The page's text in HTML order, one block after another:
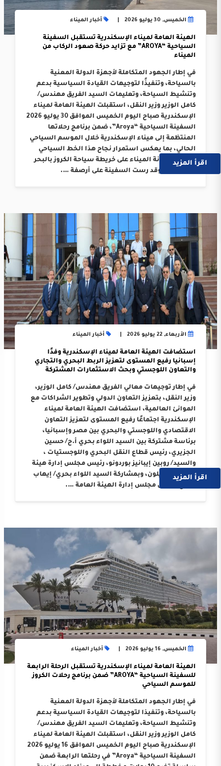
الخميس, 30 يوليو 2026 أخبار الميناء
الهيئة العامة لميناء الإسكندرية تستقبل السفينة
السياحية “AROYA” مع تزايد حركة صعود الركاب من
الميناء
في إطار الجهود المتكاملة لأجهزة الدولة المعنية
بالسياحة، وتنفيذًا لتوجيهات القيادة السياسية بدعم
وتنشيط السياحة، وتعليمات السيد الفريق مهندس/
كامل الوزير وزير النقل، استقبلت الهيئة العامة لميناء
الإسكندرية صباح اليوم الخميس الموافق 30 يوليو 2026
السفينة السياحية “Aroya”، ضمن برنامج رحلاتها
المنتظمة إلى ميناء الإسكندرية خلال الموسم السياحي
الحالي، بما يعكس استمرار نجاح هذا الخط السياحي
وترسيخ مكانة الميناء على خريطة سياحة الكروز بالبحر
المتوسط. وقد رست السفينة على أرصفة ….
اقرأ المزيد
الأربعاء, 22 يوليو 2026 أخبار الميناء
استضافت الهيئة العامة لميناء الإسكندرية وفدًا
إسبانيا رفيع المستوى لتعزيز الربط البحري والتجاري
والتعاون اللوجستي وبحث الاستثمارات المشتركة
في إطار توجيهات معالي الفريق مهندس/ كامل الوزير،
وزير النقل، بتعزيز التعاون الدولي وتطوير الشراكات مع
الموانئ العالمية، استضافت الهيئة العامة لميناء
الإسكندرية اجتماعًا رفيع المستوى لتعزيز التعاون
الاقتصادي واللوجستي والبحري بين مصر وإسبانيا،
برئاسة مشتركة بين السيد اللواء بحري أ.ح/ حسين
الجزيري، رئيس قطاع النقل البحري واللوجستيات ،
والسيد/ روبين إيبانيز بوردونو، رئيس مجلس إدارة هيئة
ميناء كاستيلون، وبمشاركة السيد اللواء بحري/ إيهاب
صلاح، رئيس مجلس إدارة الهيئة العامة ….
اقرأ المزيد
الخميس, 16 يوليو 2026 أخبار الميناء
الهيئة العامة لميناء الإسكندرية تستقبل الرحلة الرابعة
للسفينة السياحية “AROYA” ضمن برنامج رحلات الكروز
للموسم السياحي
في إطار الجهود المتكاملة لأجهزة الدولة المعنية
بالسياحة، وتنفيذا لتوجيهات القيادة السياسية بدعم
وتنشيط السياحة، وتعليمات السيد الفريق مهندس/
كامل الوزير وزير النقل، استقبلت الهيئة العامة لميناء
الإسكندرية صباح اليوم الخميس الموافق 16 يوليو 2026
السفينة السياحية “Aroya” في رحلتها الرابعة ضمن